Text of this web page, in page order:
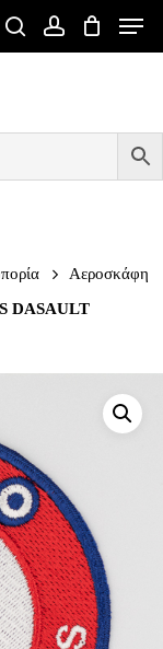
searchaccount
Menu
Αεροσκάφη
DASAULT